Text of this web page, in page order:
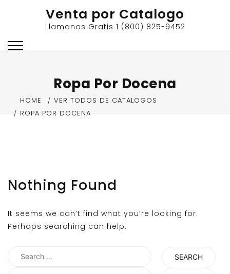
Venta por Catalogo
Llamanos Gratis 1 (800) 825-9452
Ropa Por Docena
HOME
VER TODOS DE CATALOGOS
ROPA POR DOCENA
Nothing Found
It seems we can’t find what you’re looking for.
Perhaps searching can help.
Search